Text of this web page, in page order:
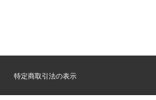
特定商取引法の表示